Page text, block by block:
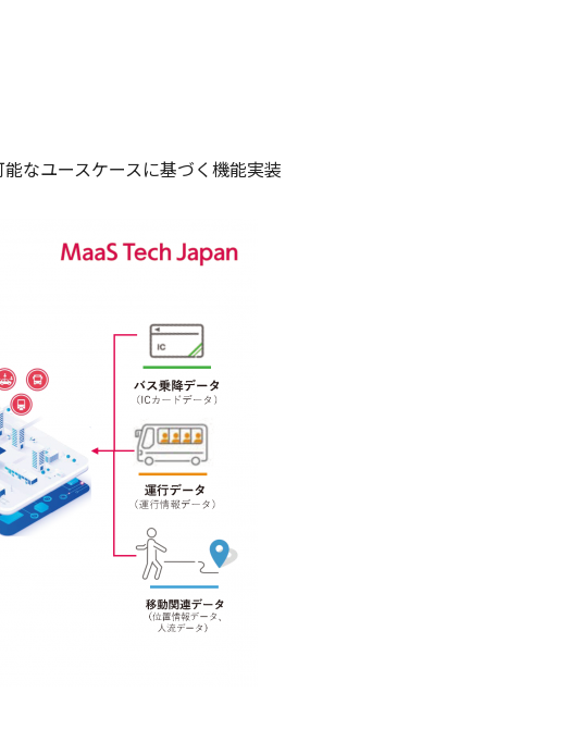
なユースケースに基づく機能実装